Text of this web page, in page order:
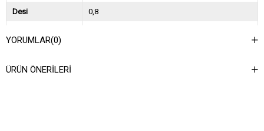
Desi 0,8
Asorti Bilgisi
YORUMLAR(0)
ÜRÜN ÖNERILERI